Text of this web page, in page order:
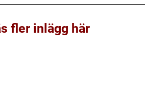
fler inlägg här